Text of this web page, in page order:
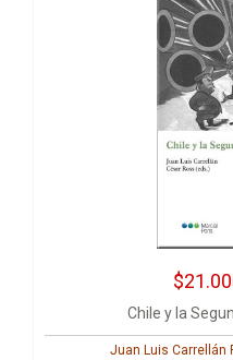
Chile y la
Juan Luis Carrellán